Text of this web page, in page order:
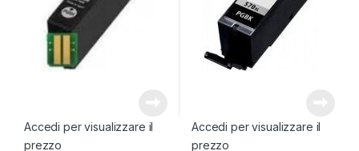
Accedi per visualizzare il
prezzo
Accedi per visualizzare il
prezzo